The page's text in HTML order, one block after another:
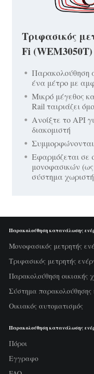
Τριφασικός
Fi (WEM3050T)
Παρακολούθηση
ένα μέτρο με
Μικρό μέγεθος
Rail ταιριάζει
Ανοίξτε το API
διακομιστή
Εφαρμόζεται σε
μονοφασικών (ως
σύστημα
Παρακολούθηση κατανάλωσης
Μονοφασικός μετρητής
Τριφασικός μετρητής
Παρακολούθηση οικιακής
Σύστημα
Οικιακός αυτοματισμός
Παρακολούθηση κατανάλωσης
Πόροι
Εγγραφο